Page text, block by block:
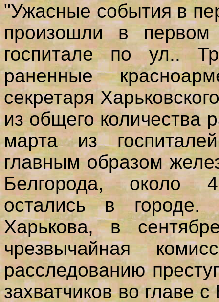
"Ужасные события в
произошли в первом
госпитале по ул..
раненные
секретаря
из общего количества
марта из
главным образом
Белгорода, около
остались в городе.
Харькова, в
чрезвычайная
расследованию
захватчиков во главе